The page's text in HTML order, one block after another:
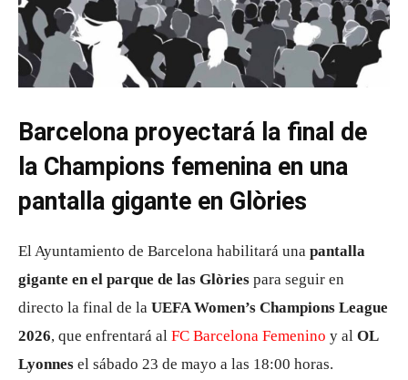
Barcelona proyectará la final de
la Champions femenina en una
pantalla gigante en Glòries
El Ayuntamiento de Barcelona habilitará una pantalla
gigante en el parque de las Glòries para seguir en
directo la final de la UEFA Women’s Champions League
2026, que enfrentará al FC Barcelona Femenino y al OL
Lyonnes el sábado 23 de mayo a las 18:00 horas.